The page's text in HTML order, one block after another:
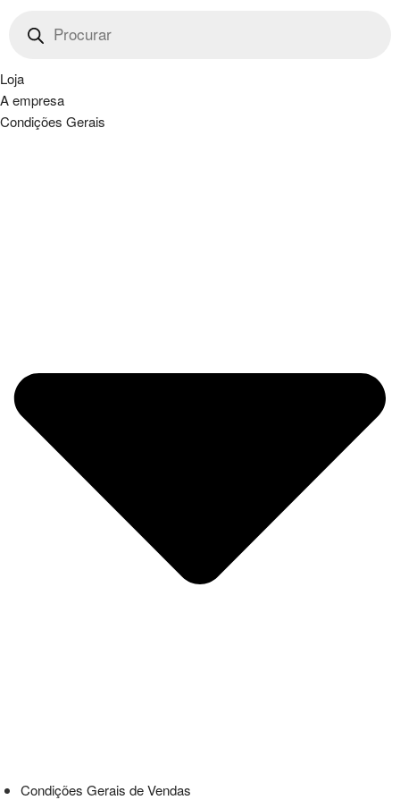
search
Loja
A empresa
Condições Gerais
Condições Gerais de Vendas